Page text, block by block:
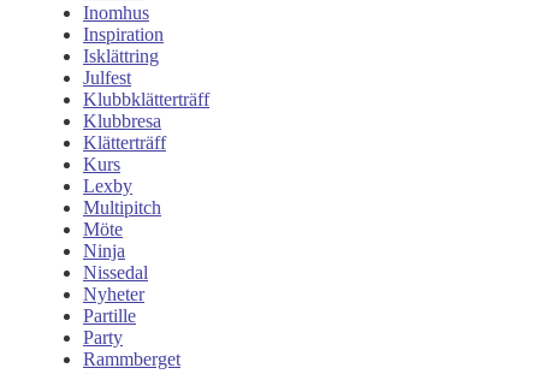
Inomhus
Inspiration
Isklättring
Julfest
Klubbklätterträff
Klubbresa
Klätterträff
Kurs
Lexby
Multipitch
Möte
Ninja
Nissedal
Nyheter
Partille
Party
Rammberget